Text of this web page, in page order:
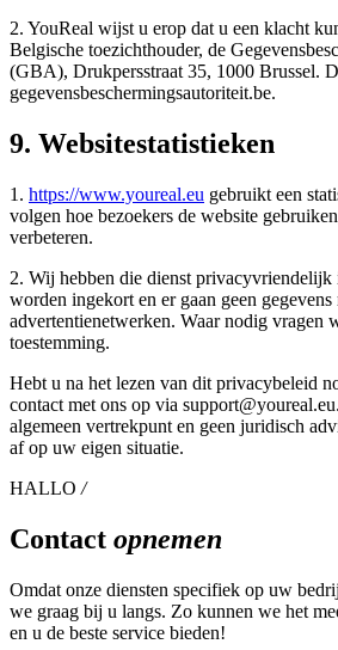
2. YouReal wijst u erop dat u een klacht
Belgische toezichthouder, de
(GBA), Drukpersstraat 35, 1000 Brussel.
gegevensbeschermingsautoriteit.be.
9. Websitestatistieken
1. https://www.youreal.eu gebruikt een
volgen hoe bezoekers de website
verbeteren.
2. Wij hebben die dienst privacyvriendelijk
worden ingekort en er gaan geen gegevens
advertentienetwerken. Waar nodig vragen
toestemming.
Hebt u na het lezen van dit privacybeleid
contact met ons op via
algemeen vertrekpunt en geen juridisch
af op uw eigen situatie.
HALLO /
Contact opnemen
Omdat onze diensten specifiek op uw
we graag bij u langs. Zo kunnen we het
en u de beste service bieden!